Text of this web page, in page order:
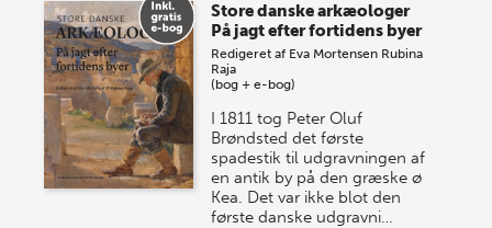
Store danske arkæologer
På jagt efter fortidens byer
Redigeret af Eva Mortensen Rubina
Raja
(bog + e-bog)
I 1811 tog Peter Oluf
Brøndsted det første
spadestik til udgravningen af
en antik by på den græske ø
Kea. Det var ikke blot den
første danske udgravni…